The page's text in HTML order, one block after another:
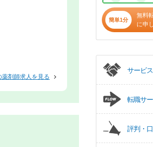
薬剤師求人を見る
簡単1分
無料
に申
サービ
転職サ
評判・